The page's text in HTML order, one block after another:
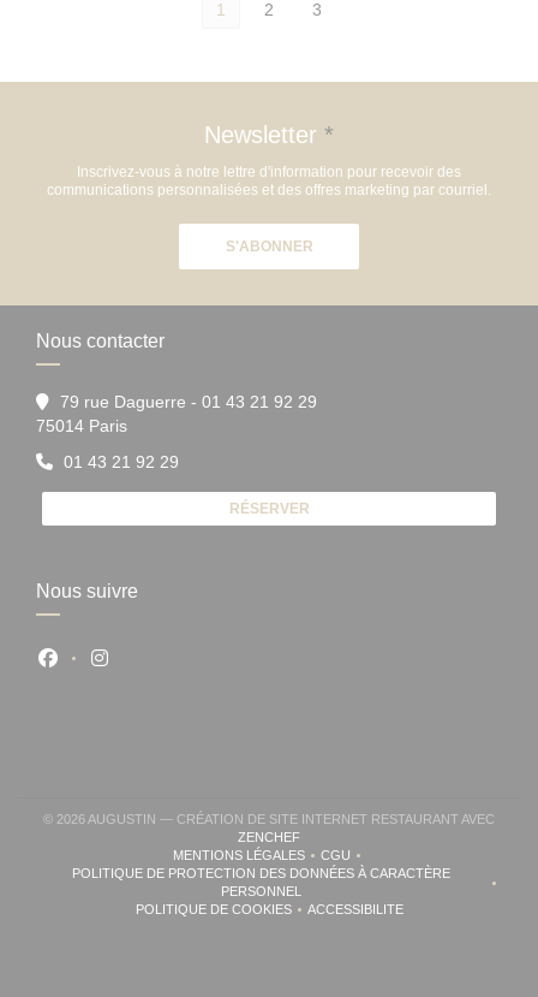
1 2 3
Newsletter *
Inscrivez-vous à notre lettre d'information pour recevoir des
communications personnalisées et des offres marketing par courriel.
S'ABONNER
Nous contacter
79 rue Daguerre - 01 43 21 92 29
75014 Paris((ouvre une nouvelle fenêtre))
01 43 21 92 29
RÉSERVER
Nous suivre
Facebook ((ouvre une nouvelle fenêtre))
Instagram ((ouvre une nouvelle fenêtre))
© 2026 AUGUSTIN — CRÉATION DE SITE INTERNET RESTAURANT AVEC
ZENCHEF((OUVRE UNE NOUVELLE FENÊTRE))
MENTIONS LÉGALES((OUVRE UNE NOUVELLE FENÊTRE))
CGU((OUVRE UNE NOUVELLE
POLITIQUE DE PROTECTION DES DONNÉES À CARACTÈRE
PERSONNEL((OUVRE UNE NOUVELLE FENÊTRE))
POLITIQUE DE COOKIES((OUVRE UNE NOUVELLE FENÊTRE))
ACCESSIBILITE((OUVRE UNE NOUVELLE